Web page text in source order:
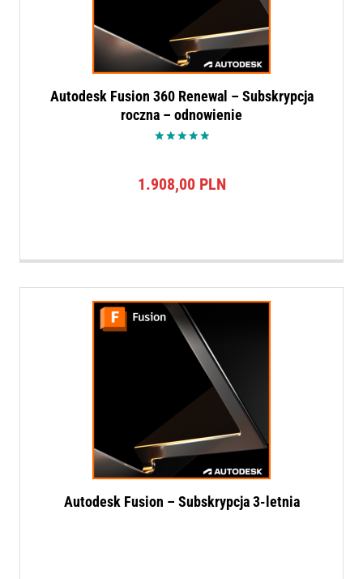
Autodesk Fusion 360 Renewal – Subskrypcja
roczna – odnowienie
1.908,00 PLN
Autodesk Fusion – Subskrypcja 3-letnia